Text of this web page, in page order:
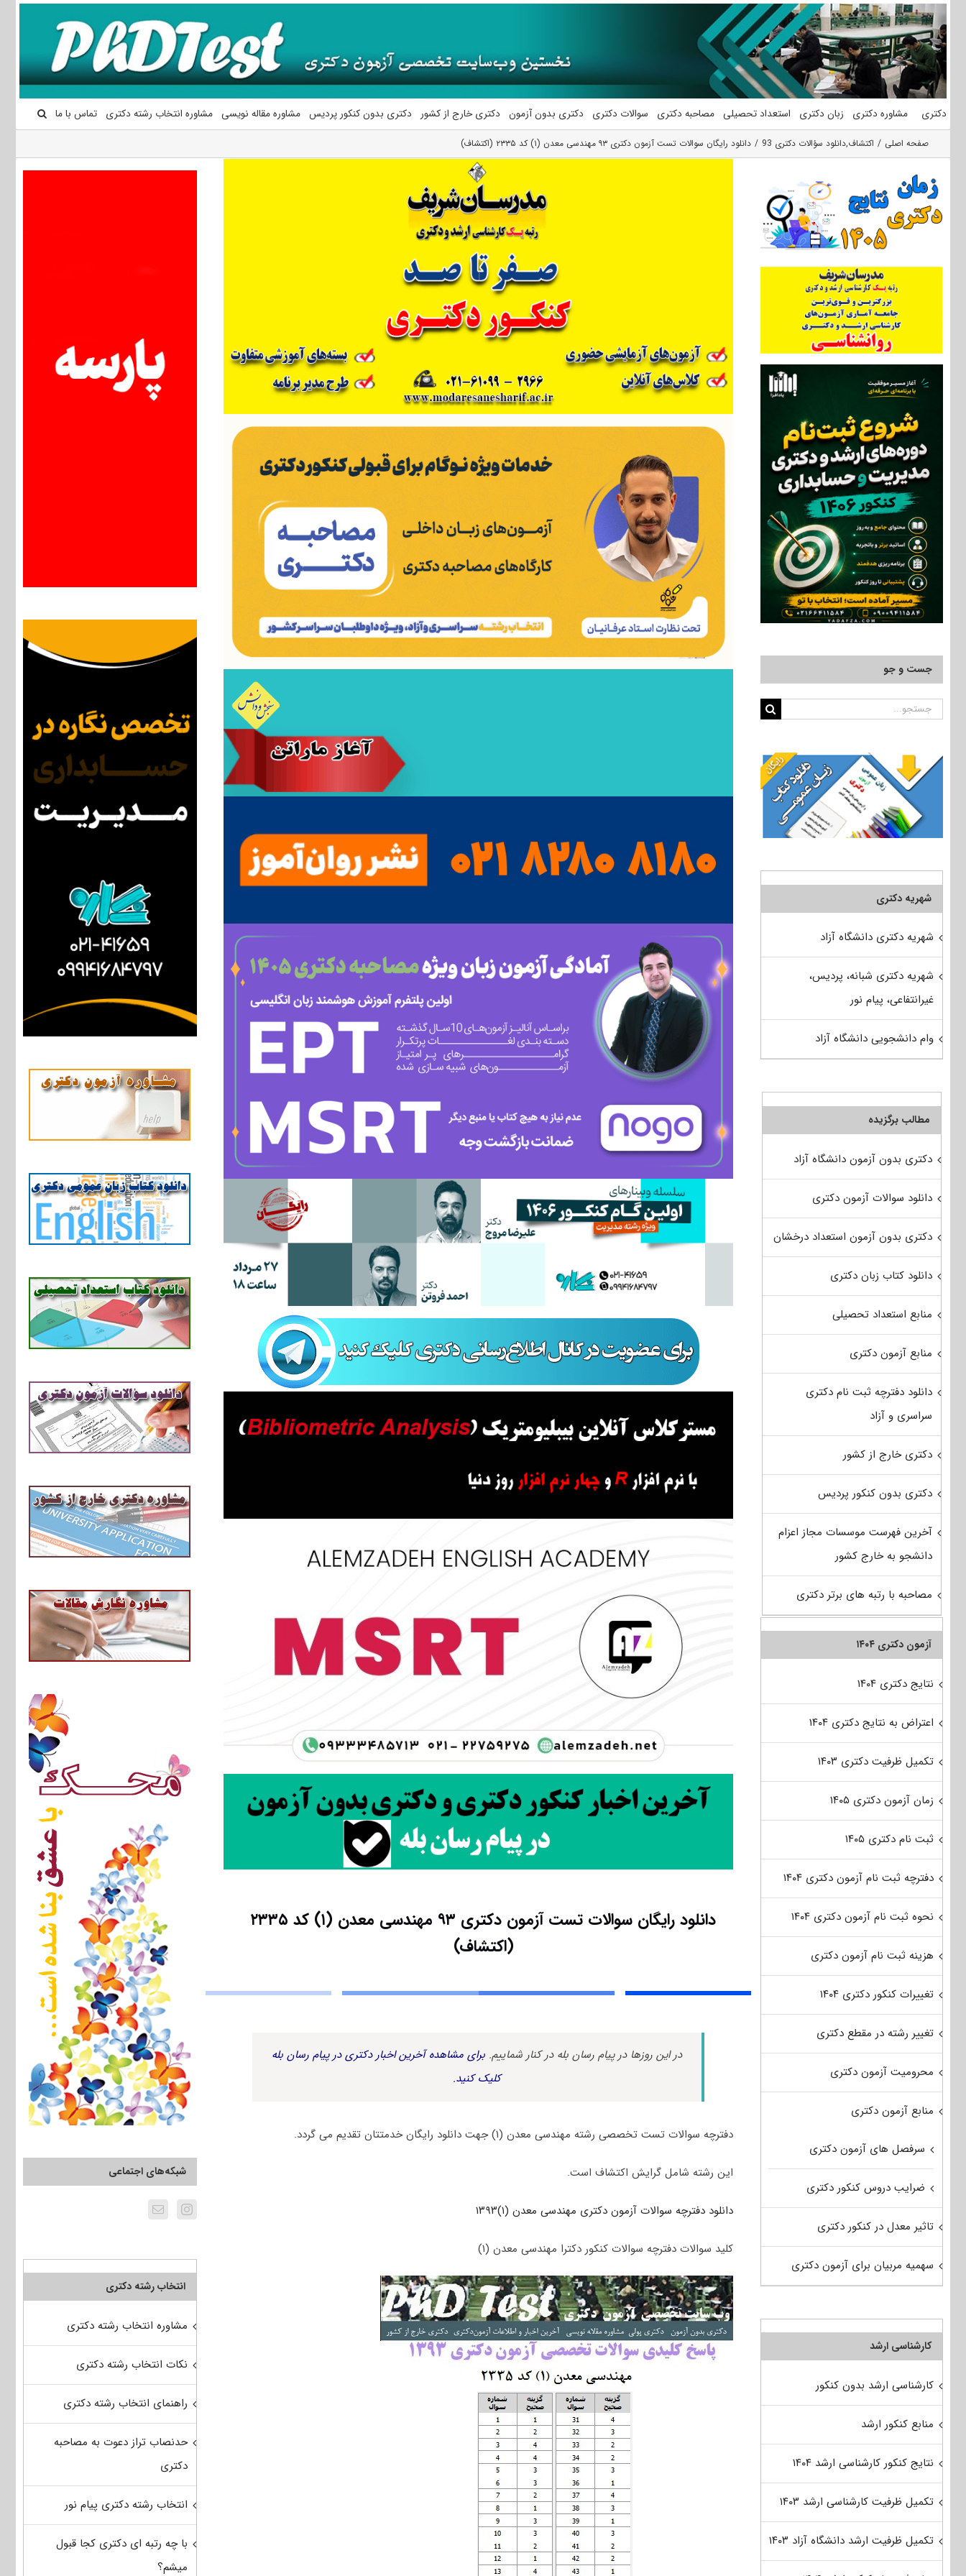
محتوا
دکتری مشاوره دکتری زبان دکتری استعداد تحصیلی مصاحبه دکتری سوالات دکتری دکتری بدون آزمون دکتری خارج از کشور دکتری بدون کنکور پردیس مشاوره مقاله نویسی مشاوره انتخاب رشته دکتری تماس با ما
صفحه اصلی اکتشاف,دانلود سؤالات دکتری 93 دانلود رایگان سوالات تست آزمون دکتری ۹۳ مهندسی معدن (۱) کد ۲۳۳۵ (اکتشاف)
دانلود رایگان سوالات تست آزمون دکتری ۹۳ مهندسی معدن (۱) کد ۲۳۳۵
(اکتشاف)
در این روزها در پیام رسان بله در کنار شماییم. برای مشاهده آخرین اخبار دکتری در پیام رسان بله
کلیک کنید.
دفترچه سوالات تست تخصصی رشته مهندسی معدن (۱) جهت دانلود رایگان خدمتتان تقدیم می گردد.
این رشته شامل گرایش اکتشاف است.
دانلود دفترچه سوالات آزمون دکتری مهندسی معدن (۱)۱۳۹۳
کلید سوالات دفترچه سوالات کنکور دکترا مهندسی معدن (۱)
شبکه‌های اجتماعی
انتخاب رشته دکتری
مشاوره انتخاب رشته دکتری
نکات انتخاب رشته دکتری
راهنمای انتخاب رشته دکتری
حدنصاب تراز دعوت به مصاحبه
دکتری
انتخاب رشته دکتری پیام نور
با چه رتبه ای دکتری کجا قبول
میشم؟
جست و جو
جستجو
شهریه دکتری
شهریه دکتری دانشگاه آزاد
شهریه دکتری شبانه، پردیس،
غیرانتفاعی، پیام نور
وام دانشجویی دانشگاه آزاد
مطالب برگزیده
دکتری بدون آزمون دانشگاه آزاد
دانلود سوالات آزمون دکتری
دکتری بدون آزمون استعداد درخشان
دانلود کتاب زبان دکتری
منابع استعداد تحصیلی
منابع آزمون دکتری
دانلود دفترچه ثبت نام دکتری
سراسری و آزاد
دکتری خارج از کشور
دکتری بدون کنکور پردیس
آخرین فهرست موسسات مجاز اعزام
دانشجو به خارج کشور
مصاحبه با رتبه های برتر دکتری
آزمون دکتری ۱۴۰۴
نتایج دکتری ۱۴۰۴
اعتراض به نتایج دکتری ۱۴۰۴
تکمیل ظرفیت دکتری ۱۴۰۳
زمان آزمون دکتری ۱۴۰۵
ثبت نام دکتری ۱۴۰۵
دفترچه ثبت نام آزمون دکتری ۱۴۰۴
نحوه ثبت نام آزمون دکتری ۱۴۰۴
هزینه ثبت نام آزمون دکتری
تغییرات کنکور دکتری ۱۴۰۴
تغییر رشته در مقطع دکتری
محرومیت آزمون دکتری
منابع آزمون دکتری
سرفصل های آزمون دکتری
ضرایب دروس کنکور دکتری
تاثیر معدل در کنکور دکتری
سهمیه مربیان برای آزمون دکتری
کارشناسی ارشد
کارشناسی ارشد بدون کنکور
منابع کنکور ارشد
نتایج کنکور کارشناسی ارشد ۱۴۰۴
تکمیل ظرفیت کارشناسی ارشد ۱۴۰۳
تکمیل ظرفیت ارشد دانشگاه آزاد ۱۴۰۳